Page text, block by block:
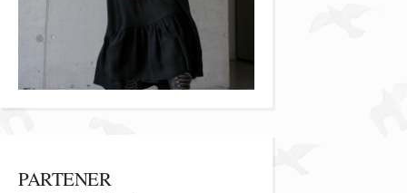
PARTENER